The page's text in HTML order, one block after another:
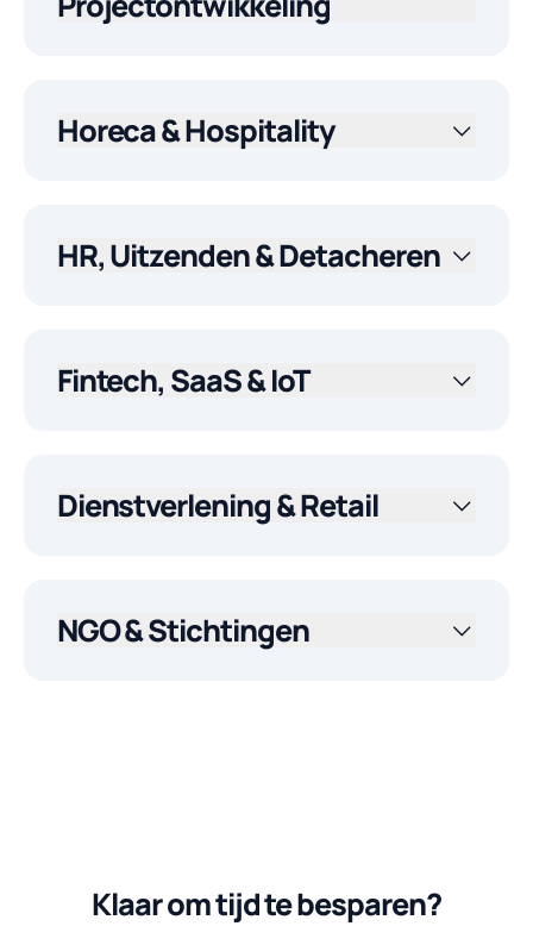
Horeca & Hospitality
HR, Uitzenden & Detacheren
Fintech, SaaS & IoT
Dienstverlening & Retail
NGO & Stichtingen
Klaar om tijd te besparen?